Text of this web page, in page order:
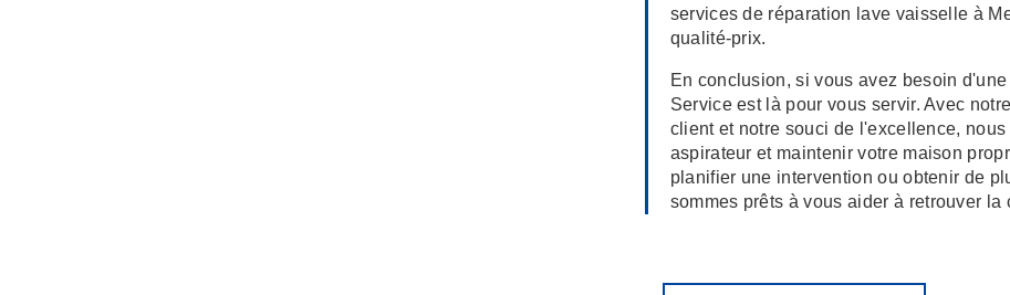
services de réparation lave vaisselle à
qualité-prix.
En conclusion, si vous avez besoin
Service est là pour vous servir. Avec
client et notre souci de l'excellence,
aspirateur et maintenir votre maison
planifier une intervention ou obtenir de
sommes prêts à vous aider à retrouver